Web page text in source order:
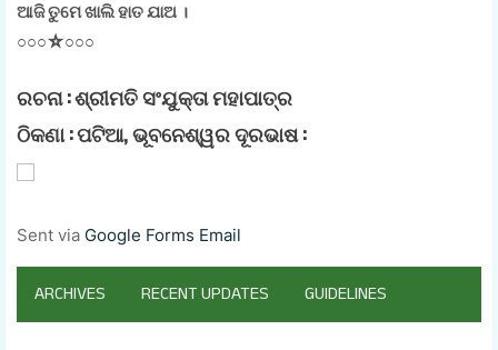
ଆଜି ତୁମେ ଖାଲି ହାତ ଯାଅ ।
○○○☆○○○
ରଚନା :ଶ୍ରୀମତି ସଂଯୁକ୍ତା ମହାପାତ୍ର
ଠିକଣା :ପଟିଆ, ଭୂବନେଶ୍ୱର ଦୂରଭାଷ :
Sent via Google Forms Email
ARCHIVES RECENT UPDATES GUIDELINES